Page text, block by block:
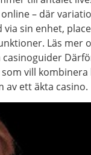
– där
sin enhet,
Läs mer
vill
av ett äkta casino.